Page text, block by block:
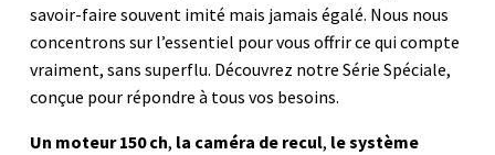
savoir-faire souvent imité mais jamais égalé. Nous nous
concentrons sur l’essentiel pour vous offrir ce qui compte
vraiment, sans superflu. Découvrez notre Série Spéciale,
conçue pour répondre à tous vos besoins.
Un moteur 150 ch, la caméra de recul, le système